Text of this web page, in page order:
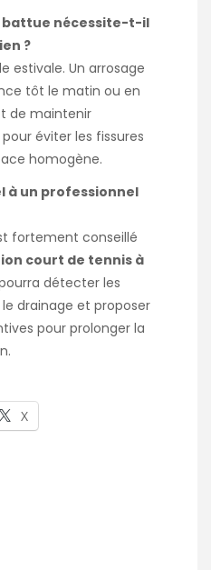
battue nécessite-t-il
?
estivale. Un arrosage
tôt le matin ou en
de maintenir
éviter les fissures
homogène.
à un professionnel
fortement conseillé
court de tennis à
détecter les
drainage et proposer
pour prolonger la
X